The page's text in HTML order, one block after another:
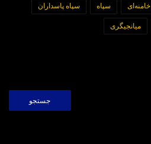
خامنه‌ای سپاه سپاه پاسداران
میانجیگری